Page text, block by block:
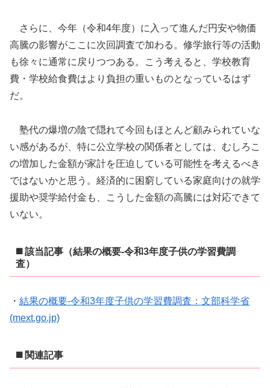
さらに、今年（令和4年度）に入って進んだ円安や物価
高騰の影響がここに次回調査で加わる。修学旅行等の活動
も徐々に通常に戻りつつある。こう考えると、学校教育
費・学校給食費はより負担の重いものとなっているはず
だ。
塾代の爆増の陰で隠れて今回もほとんど顧みられていな
い感があるが、特に公立学校の関係者としては、むしろこ
の増加した金額が家計を圧迫している可能性を考えるべき
ではないかと思う。経済的に困窮している家庭向けの就学
援助や奨学給付金も、こうした金額の高騰には対応できて
いない。
◼️ 該当記事（結果の概要-令和3年度子供の学習費調
査）
・ 結果の概要-令和3年度子供の学習費調査：文部科学省
(mext.go.jp)
◼️ 関連記事